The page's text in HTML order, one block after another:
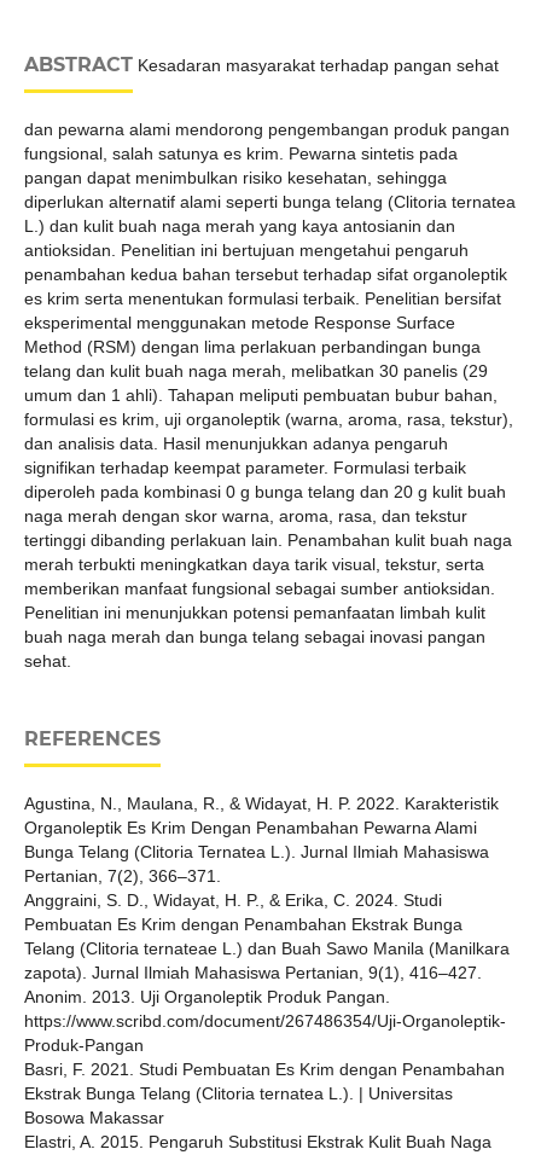
ABSTRACTKesadaran masyarakat terhadap pangan sehat
dan pewarna alami mendorong pengembangan produk pangan
fungsional, salah satunya es krim. Pewarna sintetis pada
pangan dapat menimbulkan risiko kesehatan, sehingga
diperlukan alternatif alami seperti bunga telang (Clitoria ternatea
L.) dan kulit buah naga merah yang kaya antosianin dan
antioksidan. Penelitian ini bertujuan mengetahui pengaruh
penambahan kedua bahan tersebut terhadap sifat organoleptik
es krim serta menentukan formulasi terbaik. Penelitian bersifat
eksperimental menggunakan metode Response Surface
Method (RSM) dengan lima perlakuan perbandingan bunga
telang dan kulit buah naga merah, melibatkan 30 panelis (29
umum dan 1 ahli). Tahapan meliputi pembuatan bubur bahan,
formulasi es krim, uji organoleptik (warna, aroma, rasa, tekstur),
dan analisis data. Hasil menunjukkan adanya pengaruh
signifikan terhadap keempat parameter. Formulasi terbaik
diperoleh pada kombinasi 0 g bunga telang dan 20 g kulit buah
naga merah dengan skor warna, aroma, rasa, dan tekstur
tertinggi dibanding perlakuan lain. Penambahan kulit buah naga
merah terbukti meningkatkan daya tarik visual, tekstur, serta
memberikan manfaat fungsional sebagai sumber antioksidan.
Penelitian ini menunjukkan potensi pemanfaatan limbah kulit
buah naga merah dan bunga telang sebagai inovasi pangan
sehat.
REFERENCES
Agustina, N., Maulana, R., & Widayat, H. P. 2022. Karakteristik
Organoleptik Es Krim Dengan Penambahan Pewarna Alami
Bunga Telang (Clitoria Ternatea L.). Jurnal Ilmiah Mahasiswa
Pertanian, 7(2), 366–371.
Anggraini, S. D., Widayat, H. P., & Erika, C. 2024. Studi
Pembuatan Es Krim dengan Penambahan Ekstrak Bunga
Telang (Clitoria ternateae L.) dan Buah Sawo Manila (Manilkara
zapota). Jurnal Ilmiah Mahasiswa Pertanian, 9(1), 416–427.
Anonim. 2013. Uji Organoleptik Produk Pangan.
https://www.scribd.com/document/267486354/Uji-Organoleptik-
Produk-Pangan
Basri, F. 2021. Studi Pembuatan Es Krim dengan Penambahan
Ekstrak Bunga Telang (Clitoria ternatea L.). | Universitas
Bosowa Makassar
Elastri, A. 2015. Pengaruh Substitusi Ekstrak Kulit Buah Naga